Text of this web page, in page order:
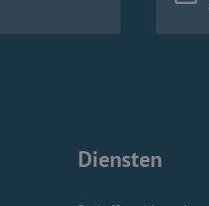
Diensten